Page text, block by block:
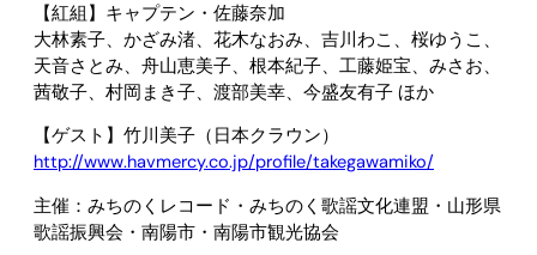
【紅組】キャプテン・佐藤奈加
大林素子、かざみ渚、花木なおみ、吉川わこ、桜ゆうこ、
天音さとみ、舟山恵美子、根本紀子、工藤姫宝、みさお、
茜敬子、村岡まき子、渡部美幸、今盛友有子 ほか
【ゲスト】竹川美子（日本クラウン）
http://www.havmercy.co.jp/profile/takegawamiko/
主催：みちのくレコード・みちのく歌謡文化連盟・山形県
歌謡振興会・南陽市・南陽市観光協会